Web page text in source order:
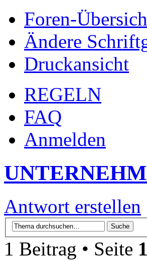
Foren-
Ändere
Druckansicht
REGELN
FAQ
Anmelden
Antwort erstellen
1 Beitrag • Seite 1